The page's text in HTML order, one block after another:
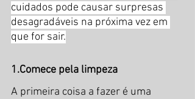
cuidados pode causar surpresas
desagradáveis na próxima vez em
que for sair.
1.Comece pela limpeza
A primeira coisa a fazer é uma